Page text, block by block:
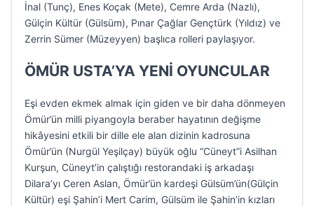
İnal (Tunç), Enes Koçak (Mete), Cemre Arda (Nazlı),
Gülçin Kültür (Gülsüm), Pınar Çağlar Gençtürk (Yıldız) ve
Zerrin Sümer (Müzeyyen) başlıca rolleri paylaşıyor.
ÖMÜR USTA’YA YENİ OYUNCULAR
Eşi evden ekmek almak için giden ve bir daha dönmeyen
Ömür’ün milli piyangoyla beraber hayatının değişme
hikâyesini etkili bir dille ele alan dizinin kadrosuna
Ömür’ün (Nurgül Yeşilçay) büyük oğlu “Cüneyt”i Asilhan
Kurşun, Cüneyt’in çalıştığı restorandaki iş arkadaşı
Dilara’yı Ceren Aslan, Ömür’ün kardeşi Gülsüm’ün(Gülçin
Kültür) eşi Şahin’i Mert Carim, Gülsüm ile Şahin’in kızları